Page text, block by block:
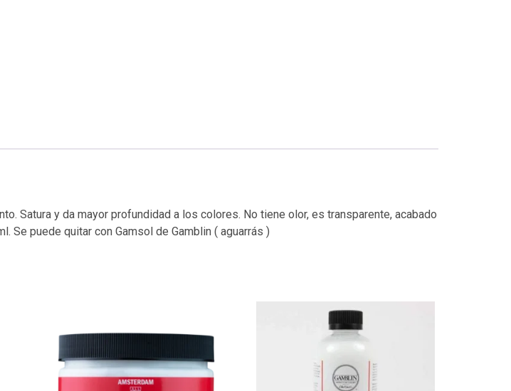
Satura y da mayor profundidad a los colores. No tiene olor, es transparente, acabado
puede quitar con Gamsol de Gamblin ( aguarrás )